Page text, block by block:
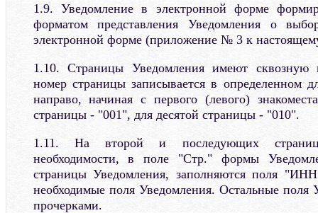
1.9. Уведомление в электронной форме
форматом представления Уведомления о
электронной форме (приложение № 3 к
1.10. Страницы Уведомления имеют сквозную
номер страницы записывается в определенном
направо, начиная с первого (левого)
страницы - "001", для десятой страницы - "010".
1.11. На второй и последующих
необходимости, в поле "Стр." формы
страницы Уведомления, заполняются поля
необходимые поля Уведомления. Остальные поля
прочерками.